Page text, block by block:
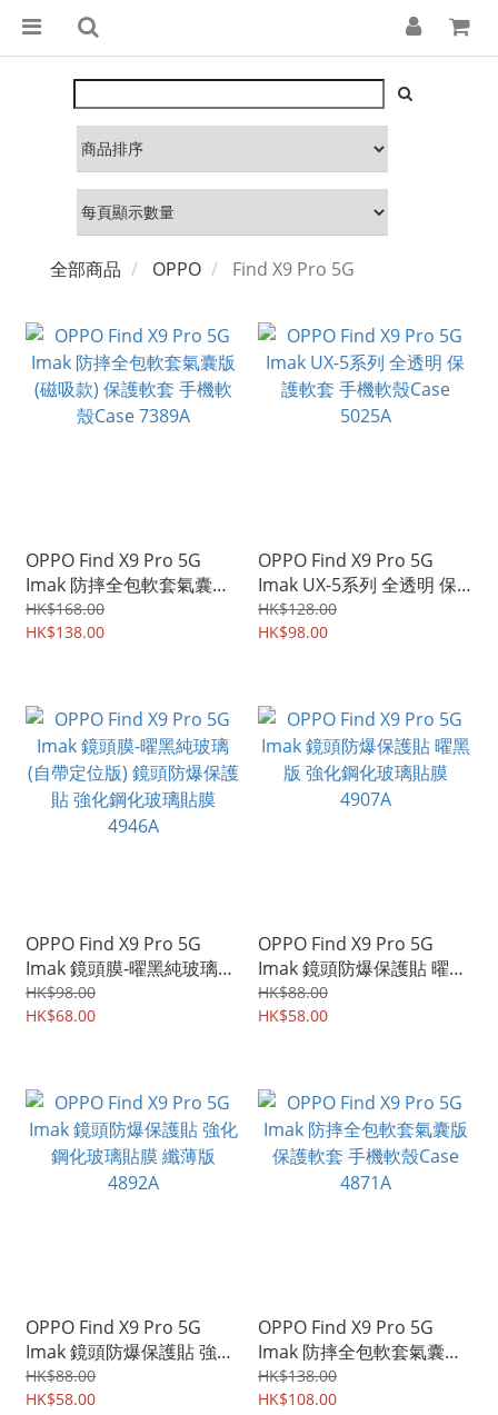
全部商品 OPPO Find X9 Pro 5G
OPPO Find X9 Pro 5G
Imak 防摔全包軟套氣囊版
(磁吸款) 保護軟套 手機軟
殼Case 7389A
HK$168.00
HK$138.00
OPPO Find X9 Pro 5G
Imak UX-5系列 全透明 保
護軟套 手機軟殼Case
5025A
HK$128.00
HK$98.00
OPPO Find X9 Pro 5G
Imak 鏡頭膜-曜黑純玻璃
(自帶定位版) 鏡頭防爆保護
貼 強化鋼化玻璃貼膜
HK$98.00
HK$68.00
OPPO Find X9 Pro 5G
Imak 鏡頭防爆保護貼 曜黑
版 強化鋼化玻璃貼膜
4907A
HK$88.00
HK$58.00
OPPO Find X9 Pro 5G
Imak 鏡頭防爆保護貼 強化
鋼化玻璃貼膜 纖薄版
4892A
HK$88.00
HK$58.00
OPPO Find X9 Pro 5G
Imak 防摔全包軟套氣囊版
保護軟套 手機軟殼Case
4871A
HK$138.00
HK$108.00